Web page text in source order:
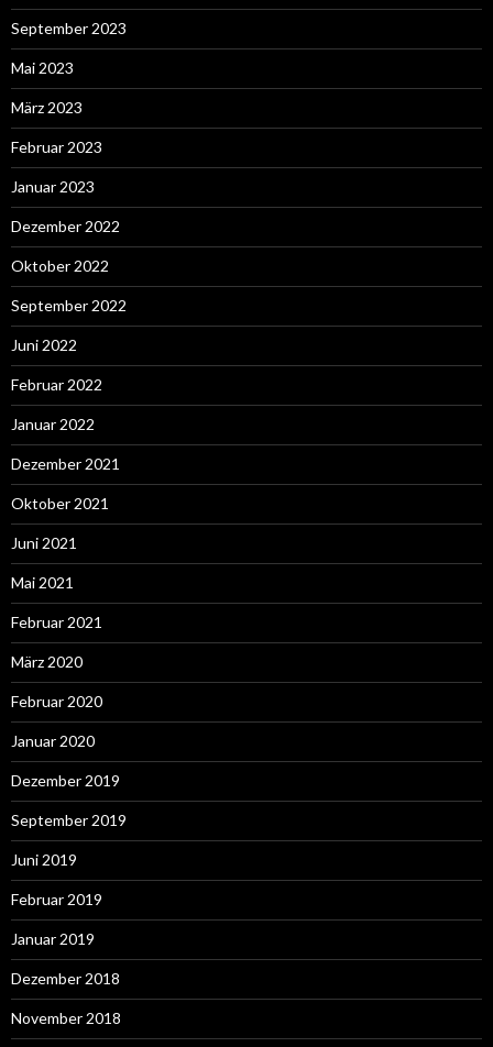
September 2023
Mai 2023
März 2023
Februar 2023
Januar 2023
Dezember 2022
Oktober 2022
September 2022
Juni 2022
Februar 2022
Januar 2022
Dezember 2021
Oktober 2021
Juni 2021
Mai 2021
Februar 2021
März 2020
Februar 2020
Januar 2020
Dezember 2019
September 2019
Juni 2019
Februar 2019
Januar 2019
Dezember 2018
November 2018